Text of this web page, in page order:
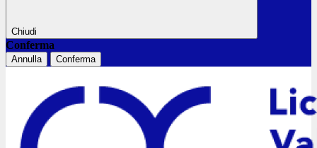
Chiudi
Conferma
Annulla Conferma